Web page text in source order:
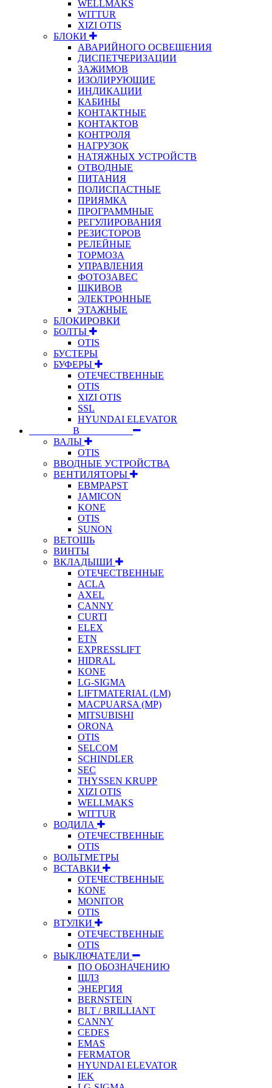
WELLMAKS
WITTUR
XIZI OTIS
БЛОКИ
АВАРИЙНОГО ОСВЕЩЕНИЯ
ДИСПЕТЧЕРИЗАЦИИ
ЗАЖИМОВ
ИЗОЛИРУЮЩИЕ
ИНДИКАЦИИ
КАБИНЫ
КОНТАКТНЫЕ
КОНТАКТОВ
КОНТРОЛЯ
НАГРУЗОК
НАТЯЖНЫХ УСТРОЙСТВ
ОТВОДНЫЕ
ПИТАНИЯ
ПОЛИСПАСТНЫЕ
ПРИЯМКА
ПРОГРАММНЫЕ
РЕГУЛИРОВАНИЯ
РЕЗИСТОРОВ
РЕЛЕЙНЫЕ
ТОРМОЗА
УПРАВЛЕНИЯ
ФОТОЗАВЕС
ШКИВОВ
ЭЛЕКТРОННЫЕ
ЭТАЖНЫЕ
БЛОКИРОВКИ
БОЛТЫ
OTIS
БУСТЕРЫ
БУФЕРЫ
ОТЕЧЕСТВЕННЫЕ
OTIS
XIZI OTIS
SSL
HYUNDAI ELEVATOR
⠀⠀⠀⠀⠀⠀В⠀⠀⠀⠀⠀⠀⠀
ВАЛЫ
OTIS
ВВОДНЫЕ УСТРОЙСТВА
ВЕНТИЛЯТОРЫ
EBMPAPST
JAMICON
KONE
OTIS
SUNON
ВЕТОШЬ
ВИНТЫ
ВКЛАДЫШИ
ОТЕЧЕСТВЕННЫЕ
ACLA
AXEL
CANNY
CURTI
ELEX
ETN
EXPRESSLIFT
HIDRAL
KONE
LG-SIGMA
LIFTMATERIAL (LM)
MACPUARSA (MP)
MITSUBISHI
ORONA
OTIS
SELCOM
SCHINDLER
SEC
THYSSEN KRUPP
XIZI OTIS
WELLMAKS
WITTUR
ВОДИЛА
ОТЕЧЕСТВЕННЫЕ
OTIS
ВОЛЬТМЕТРЫ
ВСТАВКИ
ОТЕЧЕСТВЕННЫЕ
KONE
MONITOR
OTIS
ВТУЛКИ
ОТЕЧЕСТВЕННЫЕ
OTIS
ВЫКЛЮЧАТЕЛИ
ПО ОБОЗНАЧЕНИЮ
ЩЛЗ
ЭНЕРГИЯ
BERNSTEIN
BLT / BRILLIANT
CANNY
CEDES
EMAS
FERMATOR
HYUNDAI ELEVATOR
IEK